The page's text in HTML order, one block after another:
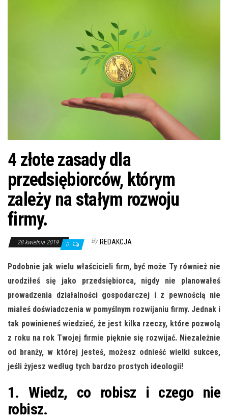
4 złote zasady dla
przedsiębiorców, którym
zależy na stałym rozwoju
firmy.
28 kwietnia 2019 0 By REDAKCJA
Podobnie jak wielu właścicieli firm, być może Ty również nie
urodziłeś się jako przedsiębiorca, nigdy nie planowałeś
prowadzenia działalności gospodarczej i z pewnością nie
miałeś doświadczenia w pomyślnym rozwijaniu firmy. Jednak i
tak powinieneś wiedzieć, że jest kilka rzeczy, które pozwolą
z roku na rok Twojej firmie pięknie się rozwijać. Niezależnie
od branży, w której jesteś, możesz odnieść wielki sukces,
jeśli żyjesz według tych bardzo prostych ideologii!
1. Wiedz, co robisz i czego nie
robisz.